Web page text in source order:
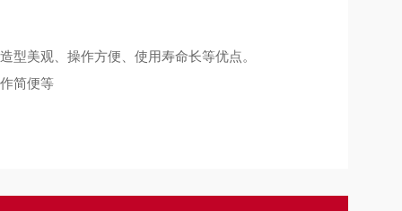
型美观、操作方便、使用寿命长等优点。
简便等